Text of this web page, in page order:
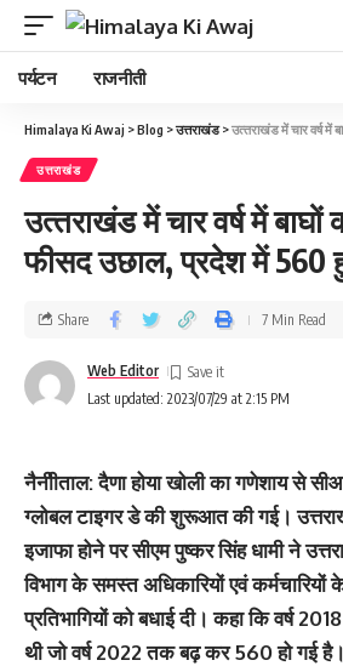
पर्यटन राजनीती
Himalaya Ki Awaj >Blog >उत्तराखंड>उत्‍तराखंड में चार वर्ष में बाघों
उत्तराखंड
उत्‍तराखंड में चार वर्ष में
फीसद उछाल, प्रदेश में 560
Last updated: 2023/07/29 at 2:15 PM
Web Editor
Share 7 Min Read
नैनीीताल: दैणा होया खोली का गणेशाय से
ग्लोबल टाइगर डे की शुरूआत की गई।
इजाफा होने पर सीएम पुष्‍कर सिंह धामी ने
विभाग के समस्त अधिकारियों एवं कर्मचारियों
प्रतिभागियों को बधाई दी। कहा कि वर्ष
थी जो वर्ष 2022 तक बढ़ कर 560 हो गई है।